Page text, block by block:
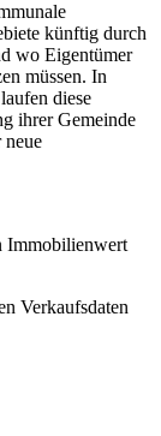
künftig durch
wo Eigentümer
müssen. In
diese
ihrer Gemeinde
neue
Immobilienwert
Verkaufsdaten